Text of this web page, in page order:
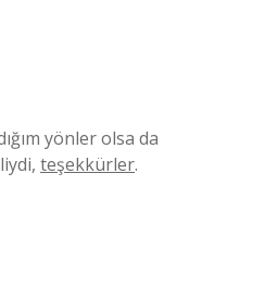
yönler olsa da
teşekkürler.